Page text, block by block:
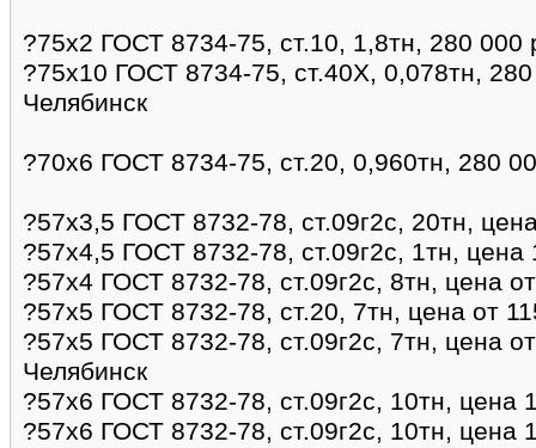
?75х2 ГОСТ 8734-75, ст.10, 1,8тн, 280
?75х10 ГОСТ 8734-75, ст.40Х, 0,078тн,
Челябинск
?70х6 ГОСТ 8734-75, ст.20, 0,960тн, 280
?57х3,5 ГОСТ 8732-78, ст.09г2с, 20тн,
?57х4,5 ГОСТ 8732-78, ст.09г2с, 1тн, цена
?57х4 ГОСТ 8732-78, ст.09г2с, 8тн, цена
?57х5 ГОСТ 8732-78, ст.20, 7тн, цена от
?57х5 ГОСТ 8732-78, ст.09г2с, 7тн, цена
Челябинск
?57х6 ГОСТ 8732-78, ст.09г2с, 10тн, цена
?57х6 ГОСТ 8732-78, ст.09г2с, 10тн, цена